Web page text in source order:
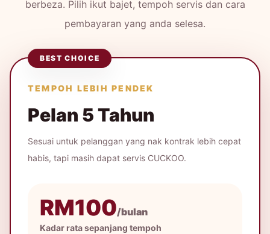
berbeza. Pilih ikut bajet, tempoh servis dan cara
pembayaran yang anda selesa.
BEST CHOICE
TEMPOH LEBIH PENDEK
Pelan 5 Tahun
Sesuai untuk pelanggan yang nak kontrak lebih cepat
habis, tapi masih dapat servis CUCKOO.
RM100/bulan
Kadar rata sepanjang tempoh